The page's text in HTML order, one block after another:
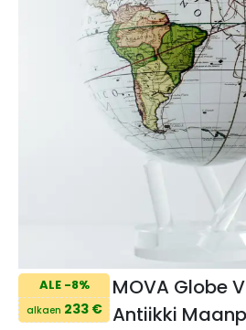
ALE -8%
alkaen 233 €
MOVA Globe
Antiikki